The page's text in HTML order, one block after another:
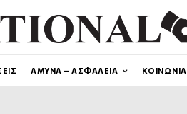
ΑΜΥΝΑ – ΑΣΦΑΛΕΙΑ ΚΟΙΝΩΝΙΑ